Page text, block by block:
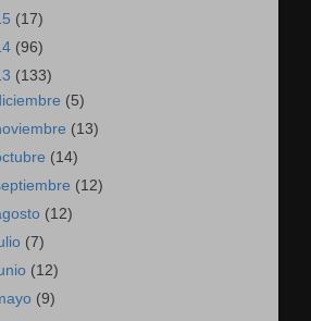
(17)
(96)
(133)
(5)
(13)
(14)
(12)
(12)
(7)
(12)
(9)